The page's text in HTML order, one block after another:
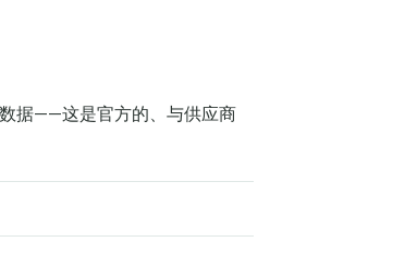
据——这是官方的、与供应商